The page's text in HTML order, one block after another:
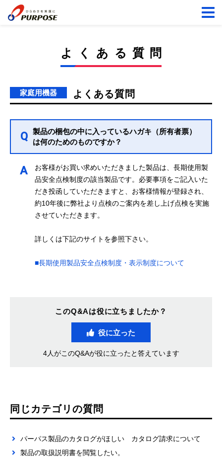
よくある質問
家庭用機器 よくある質問
Q 製品の梱包の中に入っているハガキ（所有者票）
は何のためのものですか？
A
お客様がお買い求めいただきました製品は、長期使用製
品安全点検制度の該当製品です。必要事項をご記入いた
だき投函していただきますと、お客様情報が登録され、
約10年後に弊社より点検のご案内を差し上げ点検を実施
させていただきます。
詳しくは下記のサイトを参照下さい。
■長期使用製品安全点検制度・表示制度について
このQ&Aは役に立ちましたか？
役に立った
4人がこのQ&Aが役に立ったと答えています
同じカテゴリの質問
パーパス製品のカタログがほしい カタログ請求について
製品の取扱説明書を閲覧したい。